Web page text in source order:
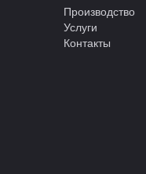
Производство
Услуги
Контакты